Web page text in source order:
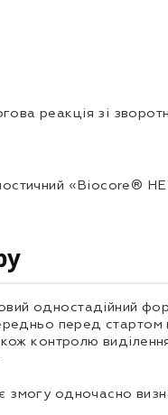
реакція зі
«Biocore®
одностадійний
перед
контролю
одночасно